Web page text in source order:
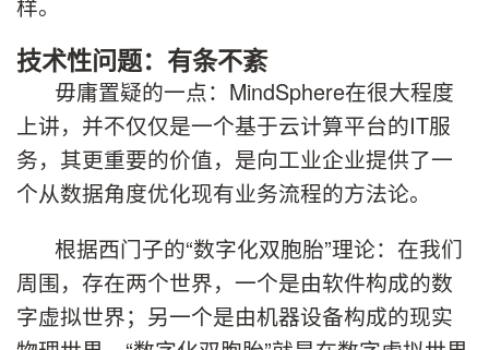
样。
技术性问题：有条不紊
毋庸置疑的一点：MindSphere在很大程度
上讲，并不仅仅是一个基于云计算平台的IT服
务，其更重要的价值，是向工业企业提供了一
个从数据角度优化现有业务流程的方法论。
根据西门子的“数字化双胞胎”理论：在我们
周围，存在两个世界，一个是由软件构成的数
字虚拟世界；另一个是由机器设备构成的现实